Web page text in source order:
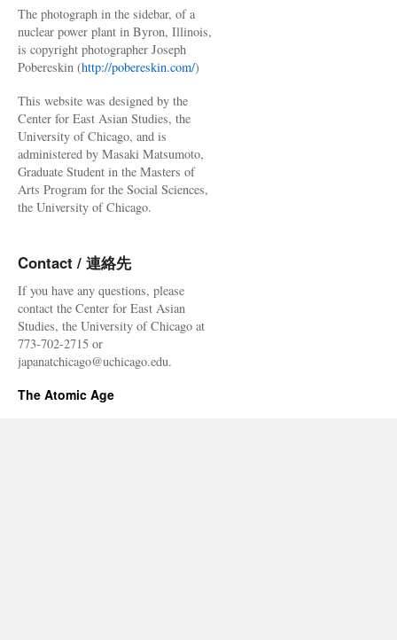
The photograph in the sidebar, of a
nuclear power plant in Byron, Illinois,
is copyright photographer Joseph
Pobereskin (http://pobereskin.com/)
This website was designed by the
Center for East Asian Studies, the
University of Chicago, and is
administered by Masaki Matsumoto,
Graduate Student in the Masters of
Arts Program for the Social Sciences,
the University of Chicago.
Contact / 連絡先
If you have any questions, please
contact the Center for East Asian
Studies, the University of Chicago at
773-702-2715 or
japanatchicago@uchicago.edu.
The Atomic Age